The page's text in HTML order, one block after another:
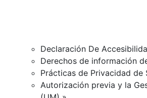
Declaración De
Derechos de información
Prácticas de Privacidad de
Autorización previa y la